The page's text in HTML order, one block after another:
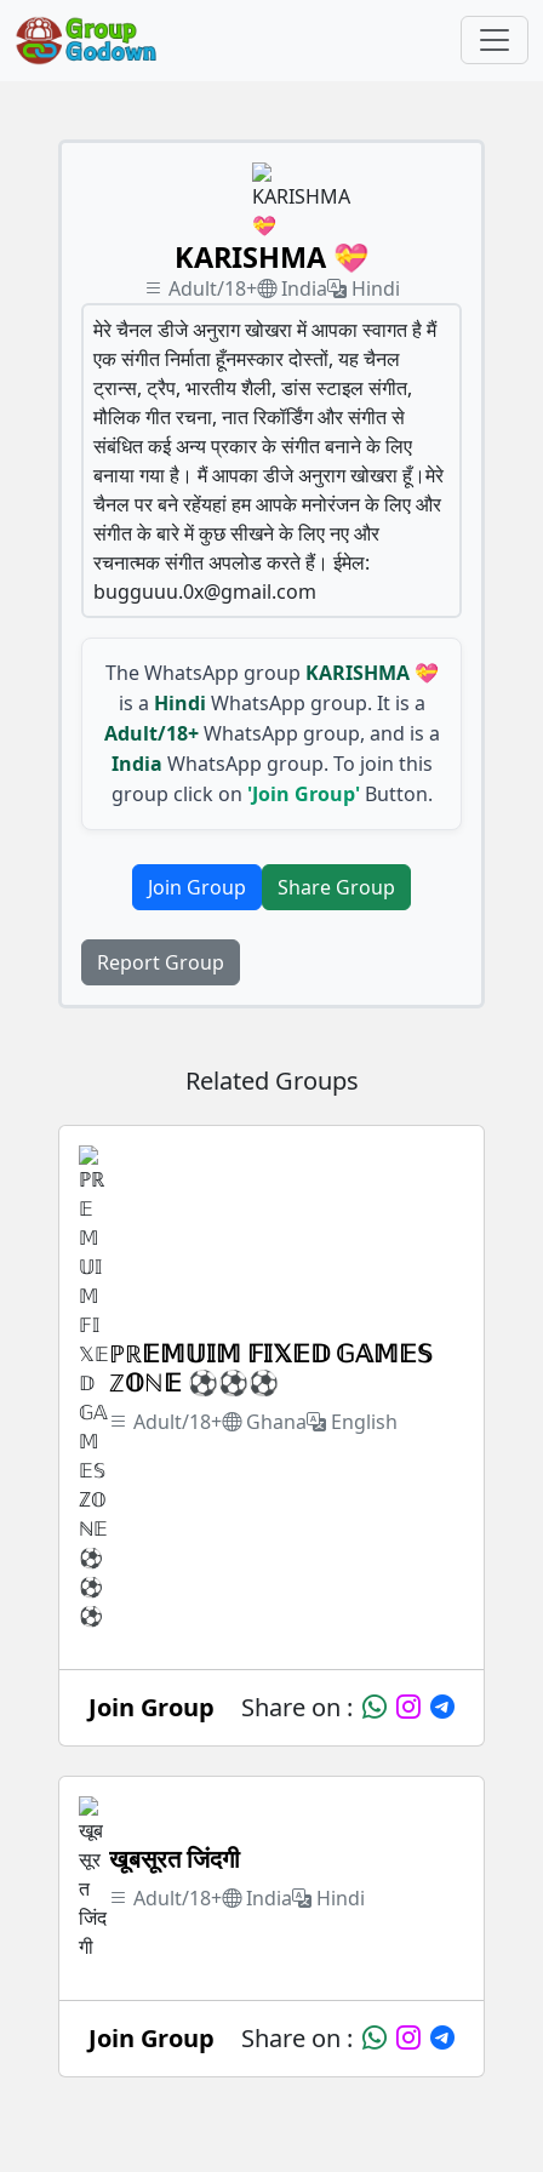
KARISHMA 💝
Adult/18+ India
Hindi
मेरे चैनल डीजे अनुराग खोखरा में आपका स्वागत है मैं
एक संगीत निर्माता हूँनमस्कार दोस्तों, यह चैनल
ट्रान्स, ट्रैप, भारतीय शैली, डांस स्टाइल संगीत,
मौलिक गीत रचना, नात रिकॉर्डिंग और संगीत से
संबंधित कई अन्य प्रकार के संगीत बनाने के लिए
बनाया गया है। मैं आपका डीजे अनुराग खोखरा हूँ।मेरे
चैनल पर बने रहेंयहां हम आपके मनोरंजन के लिए और
संगीत के बारे में कुछ सीखने के लिए नए और
रचनात्मक संगीत अपलोड करते हैं। ईमेल:
bugguuu.0x@gmail.com
The WhatsApp group KARISHMA 💝
is a Hindi WhatsApp group. It is a
Adult/18+ WhatsApp group, and is a
India WhatsApp group. To join this
group click on 'Join Group'Button.
Join Group Share Group
Report Group
Related Groups
ℙℝ𝔼𝕄𝕌𝕀𝕄 𝔽𝕀𝕏𝔼𝔻 𝔾𝔸𝕄𝔼𝕊
ℤ𝕆ℕ𝔼 ⚽⚽⚽
Adult/18+ Ghana English
Join Group Share on :
खूबसूरत जिंदगी
Adult/18+ India Hindi
Join Group Share on :